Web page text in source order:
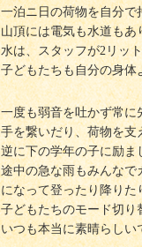
一泊ニ日の荷物を自分で
山頂には電気も水道もあ
水は、スタッフが2リッ
子どもたちも自分の身体
一度も弱音を吐かず常に
手を繋いだり、荷物を支
逆に下の学年の子に励
途中の急な雨もみんなで
になって登ったり降りた
子どもたちのモード切り
いつも本当に素晴らしい